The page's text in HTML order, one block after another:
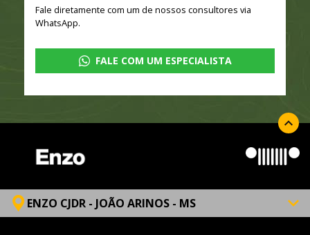
Fale diretamente com um de nossos consultores via
WhatsApp.
FALE COM UM ESPECIALISTA
ENZO CJDR - JOÃO ARINOS - MS